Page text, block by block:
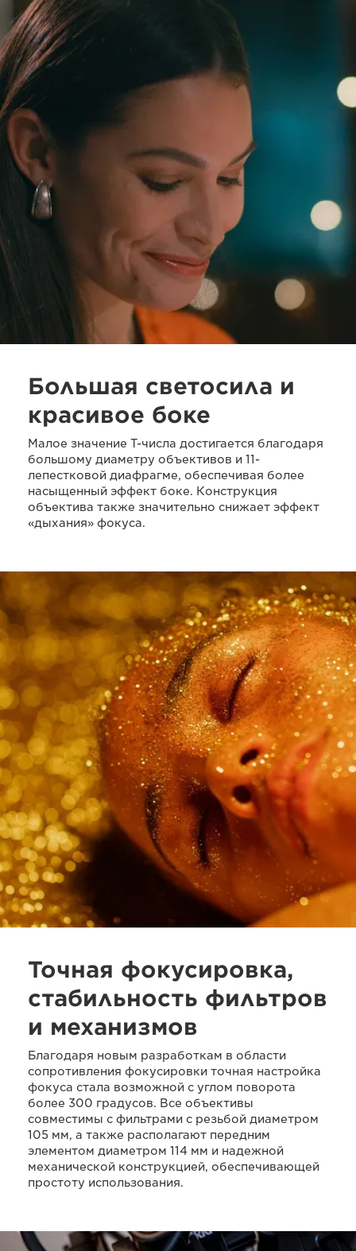
Большая светосила и
красивое боке
Малое значение T-числа достигается благодаря
большому диаметру объективов и 11-
лепестковой диафрагме, обеспечивая более
насыщенный эффект боке. Конструкция
объектива также значительно снижает эффект
«дыхания» фокуса.
Точная фокусировка,
стабильность фильтров
и механизмов
Благодаря новым разработкам в области
сопротивления фокусировки точная настройка
фокуса стала возможной с углом поворота
более 300 градусов. Все объективы
совместимы с фильтрами с резьбой диаметром
105 мм, а также располагают передним
элементом диаметром 114 мм и надежной
механической конструкцией, обеспечивающей
простоту использования.